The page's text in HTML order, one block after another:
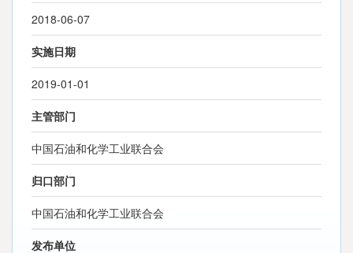
2018-06-07
实施日期
2019-01-01
主管部门
中国石油和化学工业联合会
归口部门
中国石油和化学工业联合会
发布单位